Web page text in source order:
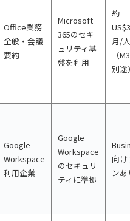
Office業務
全般・会議
要約
Microsoft
365のセキ
ュリティ基
盤を利用
約
月/人
（
別途
Google
Workspace
利用企業
Google
Workspace
のセキュリ
ティに準拠
向け
ンあ